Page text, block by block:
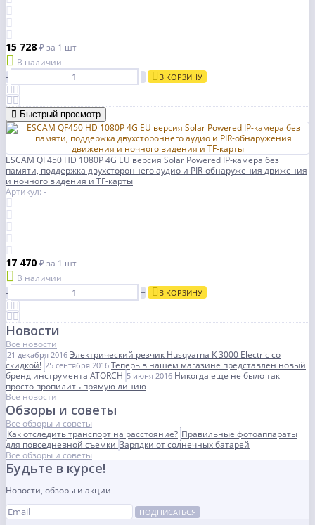
15 728 ₽за 1 шт
В наличии
-
+ В КОРЗИНУ
Быстрый просмотр
ESCAM QF450 HD 1080P 4G EU версия Solar Powered IP-камера без
памяти, поддержка двухстороннего аудио и PIR-обнаружения движения
и ночного видения и TF-карты
Артикул: -
17 470 ₽за 1 шт
В наличии
-
+ В КОРЗИНУ
Новости
Все новости
21 декабря 2016 Электрический резчик Husqvarna K 3000 Electric со
скидкой! 25 сентября 2016 Теперь в нашем магазине представлен новый
бренд инструмента ATORCH 5 июня 2016 Никогда еще не было так
просто пропилить прямую линию
Все новости
Обзоры и советы
Все обзоры и советы
Как отследить транспорт на расстояние? Правильные фотоаппараты
для повседневной съемки Зарядки от солнечных батарей
Все обзоры и советы
Будьте в курсе!
Новости, обзоры и акции
ПОДПИСАТЬСЯ